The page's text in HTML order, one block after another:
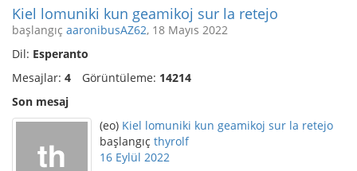
Kiel lomuniki kun geamikoj sur la retejo
başlangıç aaronibusAZ62, 18 Mayıs 2022
Dil: Esperanto
Mesajlar: 4 Görüntüleme: 14214
Son mesaj
(eo) Kiel lomuniki kun geamikoj sur la retejo
başlangıç thyrolf
16 Eylül 2022